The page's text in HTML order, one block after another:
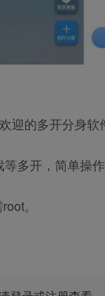
迎的多开分身软
多开，简单操
。